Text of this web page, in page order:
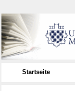
Startseite